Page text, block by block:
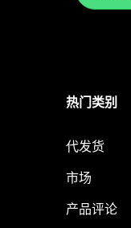
热门类别
代发货
市场
产品评论